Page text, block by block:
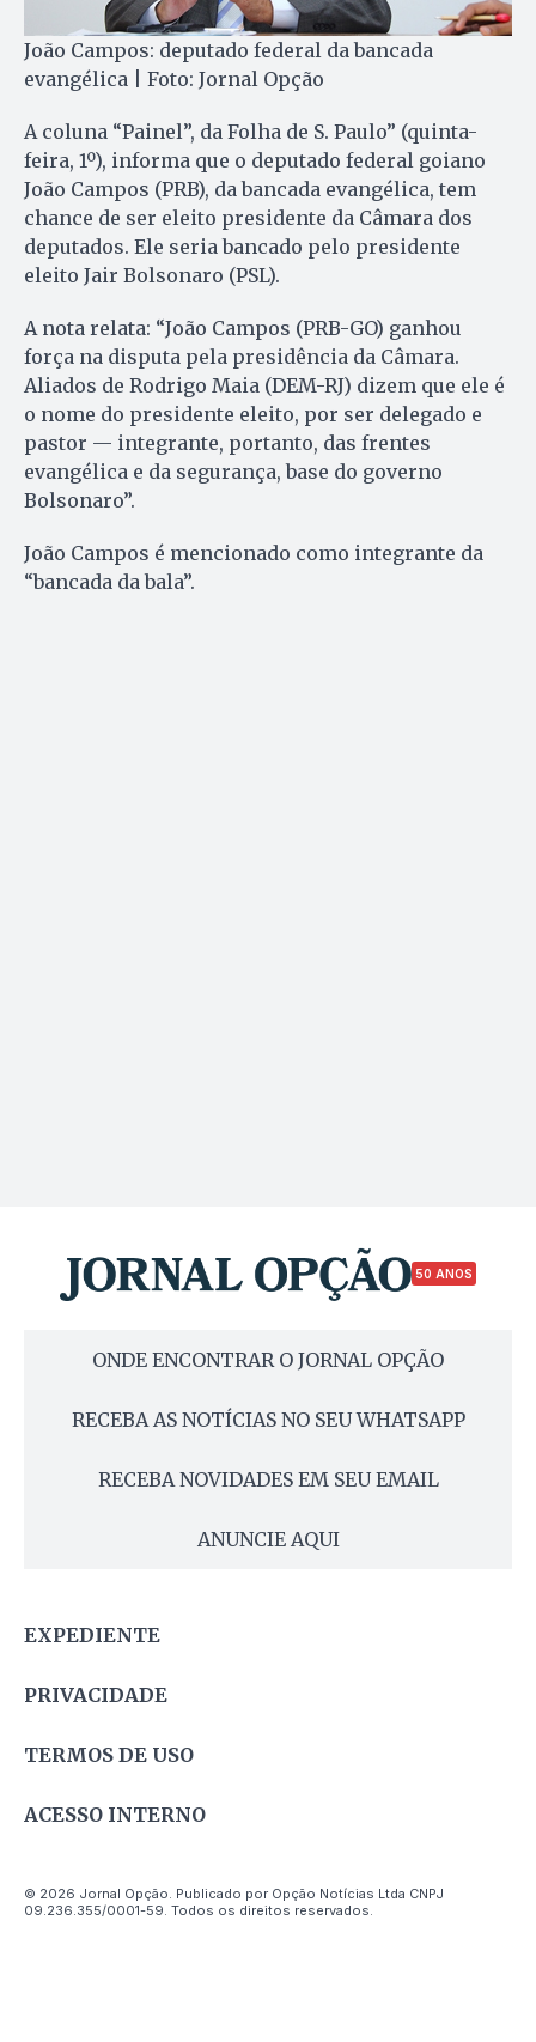
João Campos: deputado federal da bancada
evangélica | Foto: Jornal Opção
A coluna “Painel”, da Folha de S. Paulo” (quinta-
feira, 1º), informa que o deputado federal goiano
João Campos (PRB), da bancada evangélica, tem
chance de ser eleito presidente da Câmara dos
deputados. Ele seria bancado pelo presidente
eleito Jair Bolsonaro (PSL).
A nota relata: “João Campos (PRB-GO) ganhou
força na disputa pela presidência da Câmara.
Aliados de Rodrigo Maia (DEM-RJ) dizem que ele é
o nome do presidente eleito, por ser delegado e
pastor — integrante, portanto, das frentes
evangélica e da segurança, base do governo
Bolsonaro”.
João Campos é mencionado como integrante da
“bancada da bala”.
50 ANOS
ONDE ENCONTRAR O JORNAL OPÇÃO
RECEBA AS NOTÍCIAS NO SEU WHATSAPP
RECEBA NOVIDADES EM SEU EMAIL
ANUNCIE AQUI
EXPEDIENTE
PRIVACIDADE
TERMOS DE USO
ACESSO INTERNO
© 2026 Jornal Opção. Publicado por Opção Notícias Ltda CNPJ
09.236.355/0001-59. Todos os direitos reservados.